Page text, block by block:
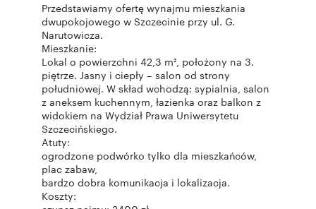
Przedstawiamy ofertę wynajmu mieszkania
dwupokojowego w Szczecinie przy ul. G.
Narutowicza.
Mieszkanie:
Lokal o powierzchni 42,3 m², położony na 3.
piętrze. Jasny i ciepły – salon od strony
południowej. W skład wchodzą: sypialnia, salon
z aneksem kuchennym, łazienka oraz balkon z
widokiem na Wydział Prawa Uniwersytetu
Szczecińskiego.
Atuty:
ogrodzone podwórko tylko dla mieszkańców,
plac zabaw,
bardzo dobra komunikacja i lokalizacja.
Koszty: